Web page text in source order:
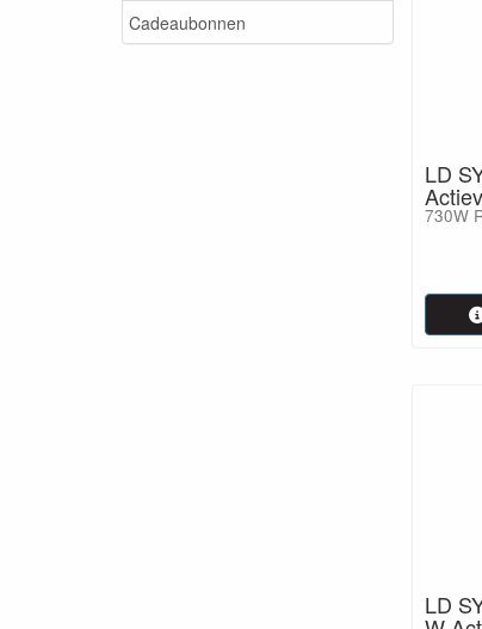
Cadeaubonnen
LD
730W
LD